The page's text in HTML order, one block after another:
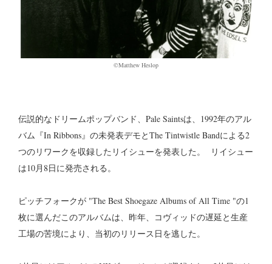
©︎Matthew Heslop
伝説的なドリームポップバンド、Pale Saintsは、1992年のアル
バム『In Ribbons』の未発表デモとThe Tintwistle Bandによる2
つのリワークを収録したリイシューを発表した。 リイシュー
は10月8日に発売される。
ピッチフォークが "The Best Shoegaze Albums of All Time "の1
枚に選んだこのアルバムは、昨年、コヴィッドの遅延と生産
工場の苦境により、当初のリリース日を逃した。